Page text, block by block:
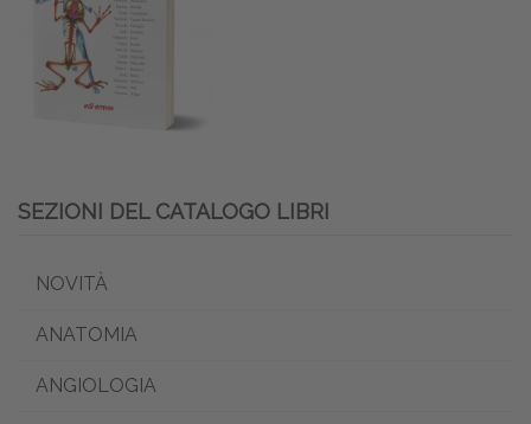
SEZIONI DEL CATALOGO LIBRI
NOVITÀ
ANATOMIA
ANGIOLOGIA